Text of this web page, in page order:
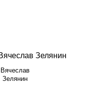
Вячеслав
Зелянин